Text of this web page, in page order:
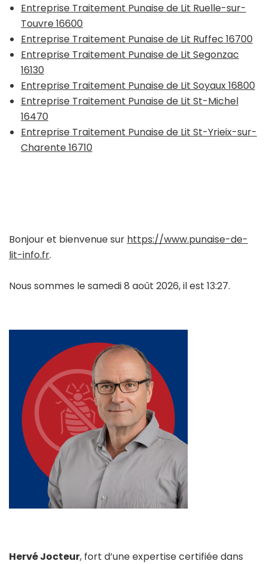
Entreprise Traitement Punaise de Lit Ruelle-sur-
Touvre 16600
Entreprise Traitement Punaise de Lit Ruffec 16700
Entreprise Traitement Punaise de Lit Segonzac
16130
Entreprise Traitement Punaise de Lit Soyaux 16800
Entreprise Traitement Punaise de Lit St-Michel
16470
Entreprise Traitement Punaise de Lit St-Yrieix-sur-
Charente 16710
Bonjour et bienvenue sur https://www.punaise-de-
lit-info.fr.
Nous sommes le samedi 8 août 2026, il est 13:27.
Hervé Jocteur, fort d’une expertise certifiée dans